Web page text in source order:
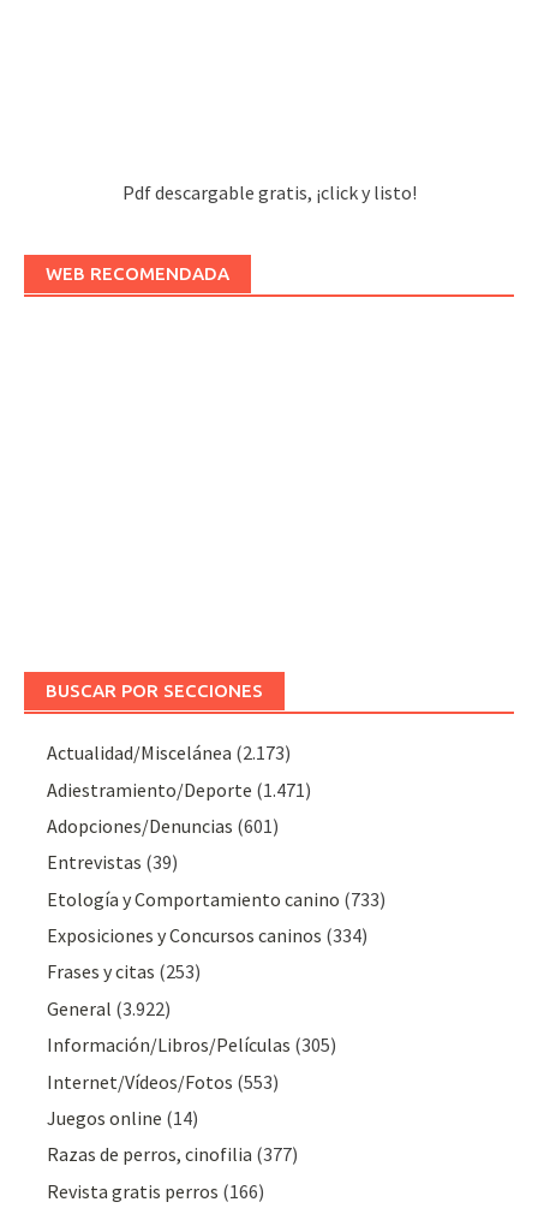
Pdf descargable gratis, ¡click y listo!
WEB RECOMENDADA
BUSCAR POR SECCIONES
Actualidad/Miscelánea (2.173)
Adiestramiento/Deporte (1.471)
Adopciones/Denuncias (601)
Entrevistas (39)
Etología y Comportamiento canino (733)
Exposiciones y Concursos caninos (334)
Frases y citas (253)
General (3.922)
Información/Libros/Películas (305)
Internet/Vídeos/Fotos (553)
Juegos online (14)
Razas de perros, cinofilia (377)
Revista gratis perros (166)